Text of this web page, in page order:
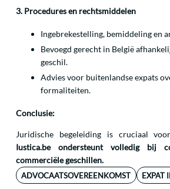
3. Procedures en rechtsmiddelen
Ingebrekestelling, bemiddeling en
Bevoegd gerecht in België
geschil.
Advies voor buitenlandse expats
formaliteiten.
Conclusie:
Juridische begeleiding is cruciaal
Iustica.be ondersteunt volledig bij
commerciële geschillen.
ADVOCAATSOVEREENKOMST EXPAT